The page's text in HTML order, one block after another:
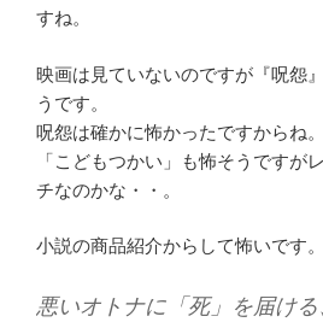
すね。
映画は見ていないのですが『呪怨
うです。
呪怨は確かに怖かったですからね。
「こどもつかい」も怖そうですが
チなのかな・・。
小説の商品紹介からして怖いです。
悪いオトナに「死」を届け